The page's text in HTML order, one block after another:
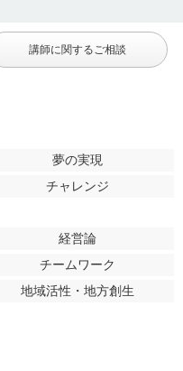
講師に関するご相談
夢の実現
チャレンジ
経営論
チームワーク
地域活性・地方創生